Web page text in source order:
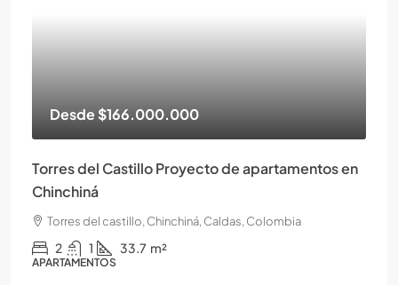
Desde$166.000.000
Torres del Castillo Proyecto de apartamentos en
Chinchiná
Torres del castillo, Chinchiná, Caldas, Colombia
2 1 33.7 m²
APARTAMENTOS